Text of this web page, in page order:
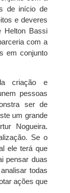
de início de
e deveres
Helton Bassi
com a
em conjunto
criação e
pessoas
ser de
um grande
Nogueira.
Se o
ele terá que
pensar duas
todas
ações que